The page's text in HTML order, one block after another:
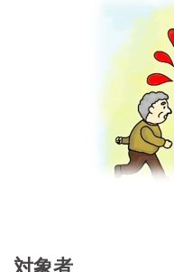
対象者